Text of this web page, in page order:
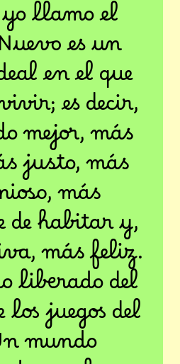
yo llamo el
es un
en el que
es decir,
mejor, más
justo, más
más
de habitar y,
más feliz.
liberado del
los juegos del
mundo